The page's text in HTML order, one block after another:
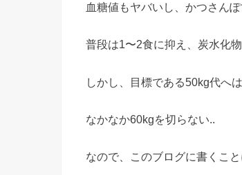
血糖値もヤバいし、かつさん
普段は1〜2食に抑え、炭水化
しかし、目標である50kg代へ
なかなか60kgを切らない..
なので、このブログに書くこ